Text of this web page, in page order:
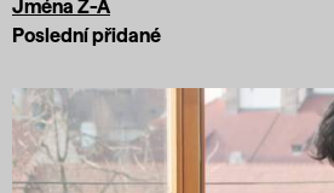
Jména Z-A
Poslední přidané